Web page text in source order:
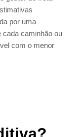
por uma
cada caminhão ou
com o menor